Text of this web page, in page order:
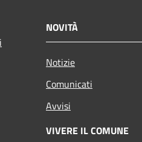
NOVITÀ
Notizie
Comunicati
Avvisi
VIVERE IL COMUNE